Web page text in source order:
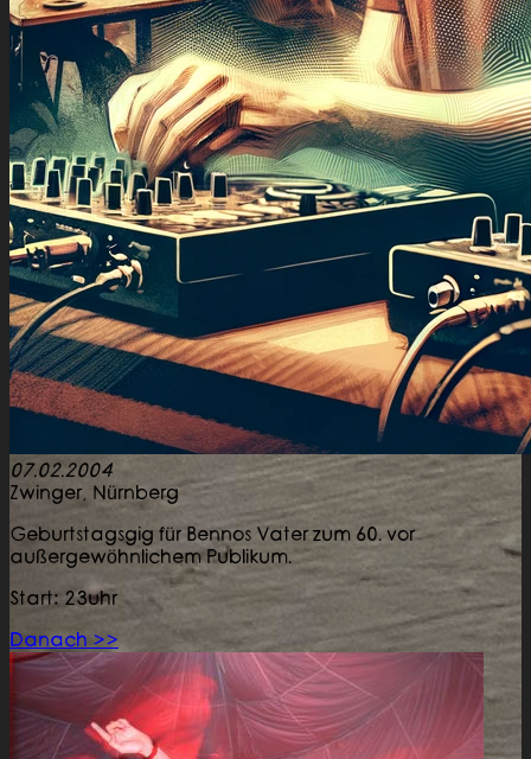
07.02.2004
Zwinger, Nürnberg
Geburtstagsgig für Bennos Vater zum 60. vor
außergewöhnlichem Publikum.
Start: 23uhr
Danach >>